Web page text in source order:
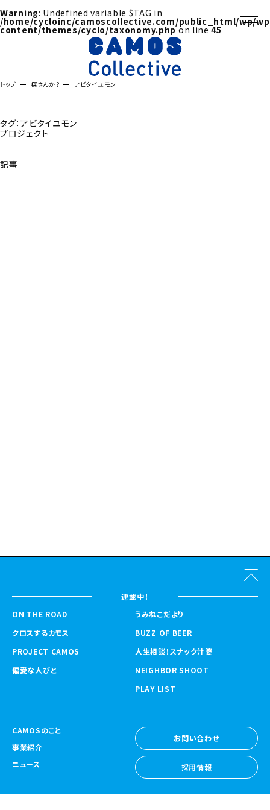
Warning: Undefined variable $TAG in
/home/cycloinc/camoscollective.com/public_html/wp/
content/themes/cyclo/taxonomy.phpon line45
トップ 探さんか？ アビタイユモン
タグ：アビタイユモン
プロジェクト
記事
連載中！
ON THE ROAD
クロスするカモス
PROJECT CAMOS
偏愛な人びと
うみねこだより
BUZZ OF BEER
人生相談！スナック汁婆
NEIGHBOR SHOOT
PLAY LIST
CAMOSのこと
事業紹介
ニュース
お問い合わせ
お問い合わせ
採用情報